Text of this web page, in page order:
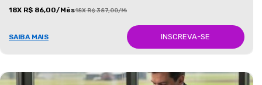
18X R$ 86,00/Mês18X R$ 387,00/Mês
SAIBA MAIS INSCREVA-SE